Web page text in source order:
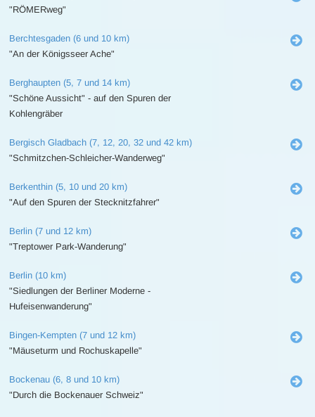
"RÖMERweg"
Berchtesgaden (6 und 10 km)
"An der Königsseer Ache"
Berghaupten (5, 7 und 14 km)
"Schöne Aussicht" - auf den Spuren der
Kohlengräber
Bergisch Gladbach (7, 12, 20, 32 und 42 km)
"Schmitzchen-Schleicher-Wanderweg"
Berkenthin (5, 10 und 20 km)
"Auf den Spuren der Stecknitzfahrer"
Berlin (7 und 12 km)
"Treptower Park-Wanderung"
Berlin (10 km)
"Siedlungen der Berliner Moderne -
Hufeisenwanderung"
Bingen-Kempten (7 und 12 km)
"Mäuseturm und Rochuskapelle"
Bockenau (6, 8 und 10 km)
"Durch die Bockenauer Schweiz"